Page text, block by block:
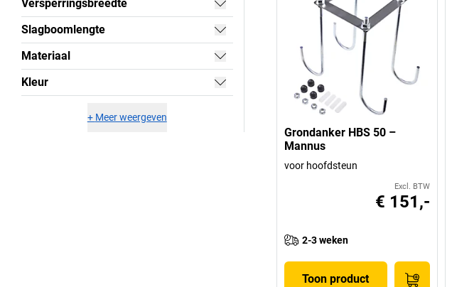
Versperringsbreedte
Slagboomlengte
Materiaal
Kleur
+ Meer weergeven
Grondanker HBS 50 –
Mannus
voor hoofdsteun
Excl. BTW
€ 151,-
2-3 weken
Toon product